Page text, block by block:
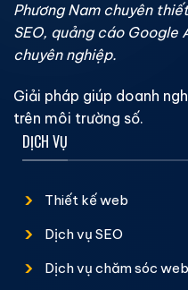
Phương Nam chuyên
SEO, quảng cáo Google
chuyên nghiệp.
Giải pháp giúp doanh
trên môi trường số.
DỊCH VỤ
Thiết kế web
Dịch vụ SEO
Dịch vụ chăm sóc web